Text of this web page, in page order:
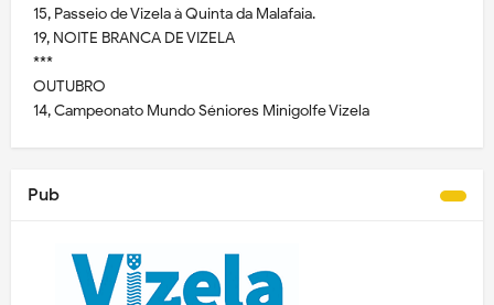
15, Passeio de Vizela à Quinta da Malafaia.
19, NOITE BRANCA DE VIZELA
***
OUTUBRO
14, Campeonato Mundo Séniores Minigolfe Vizela
Pub